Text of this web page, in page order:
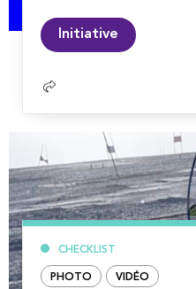
Initiative
CHECKLIST
PHOTO VIDÉO